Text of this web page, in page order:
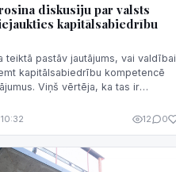
diskusiju par valsts
kapitālsabiedrību
teiktā pastāv jautājums, vai valdībai
kapitālsabiedrību kompetencē
Viņš vērtēja, ka tas ir
12 0